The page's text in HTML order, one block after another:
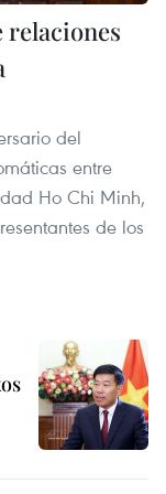
del
entre
Ho Chi Minh,
de los